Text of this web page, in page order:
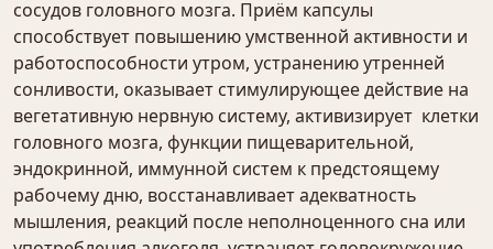
сосудов головного мозга. Приём капсулы
способствует повышению умственной активности и
работоспособности утром, устранению утренней
сонливости, оказывает стимулирующее действие на
вегетативную нервную систему, активизирует клетки
головного мозга, функции пищеварительной,
эндокринной, иммунной систем к предстоящему
рабочему дню, восстанавливает адекватность
мышления, реакций после неполноценного сна или